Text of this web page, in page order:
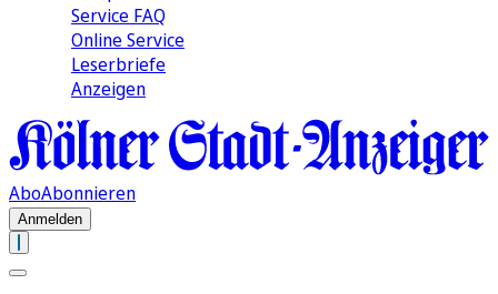
Service FAQ
Online Service
Leserbriefe
Anzeigen
AboAbonnieren
Anmelden